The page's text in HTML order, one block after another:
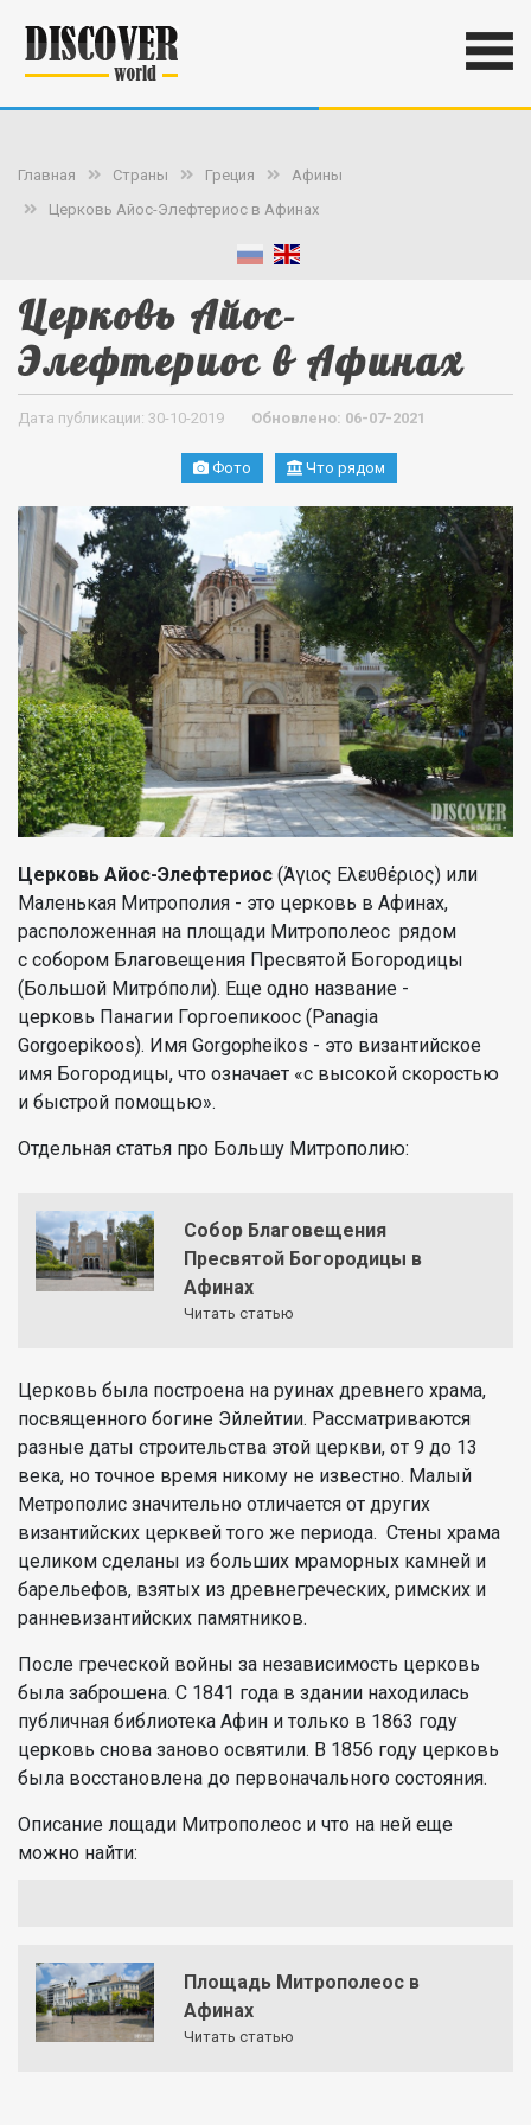
Главная Страны Греция
Афины
Церковь Айос-Элефтериос в Афинах
Церковь Айос-
Элефтериос в Афинах
Дата публикации: 30-10-2019 Обновлено: 06-07-2021
Фото Что рядом
Церковь Айос-Элефтериос (Άγιος Ελευθέριος) или
Маленькая Митрополия - это церковь в Афинах,
расположенная на площади Митрополеос рядом
с собором Благовещения Пресвятой Богородицы
(Большой Митро́поли). Еще одно название -
церковь Панагии Горгоепикоос (Panagia
Gorgoepikoos). Имя Gorgopheikos - это византийское
имя Богородицы, что означает «с высокой скоростью
и быстрой помощью».
Отдельная статья про Большу Митрополию:
Собор Благовещения
Пресвятой Богородицы в
Афинах
Читать статью
Церковь была построена на руинах древнего храма,
посвященного богине Эйлейтии. Рассматриваются
разные даты строительства этой церкви, от 9 до 13
века, но точное время никому не известно. Малый
Метрополис значительно отличается от других
византийских церквей того же периода. Стены храма
целиком сделаны из больших мраморных камней и
барельефов, взятых из древнегреческих, римских и
ранневизантийских памятников.
После греческой войны за независимость церковь
была заброшена. С 1841 года в здании находилась
публичная библиотека Афин и только в 1863 году
церковь снова заново освятили. В 1856 году церковь
была восстановлена ​​до первоначального состояния.
Описание лощади Митрополеос и что на ней еще
можно найти:
Площадь Митрополеос в
Афинах
Читать статью